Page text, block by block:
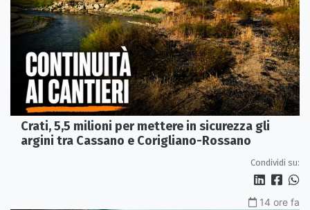
Crati, 5,5 milioni per mettere in sicurezza gli
argini tra Cassano e Corigliano-Rossano
Condividi su:
14 ore fa